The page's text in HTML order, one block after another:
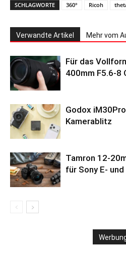
SCHLAGWORTE 360° Ricoh
Verwandte Artikel Mehr vom
Für das
400mm F5.6-8
Godox
Kamerablitz
Tamron 12-
für Sony E-